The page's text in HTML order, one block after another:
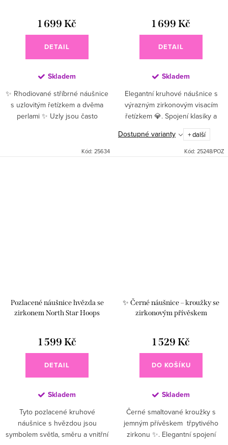
1 699 Kč
DETAIL
Skladem
✨ Rhodiované stříbrné náušnice
s uzlovitým řetízkem a dvěma
perlami ✨ Uzly jsou často
zamotaná struktura...
Kód: 25634
1 699 Kč
DETAIL
Skladem
Elegantní kruhové náušnice s
výrazným zirkonovým visacím
řetízkem 💎. Spojení klasiky a
moderního detailu, které rozzáří
každý pohled. 💫 Tyto visací
náušnice z kvalitního...
Dostupné varianty + další
Kód: 25248/POZ
Pozlacené náušnice hvězda se
zirkonem North Star Hoops
1 599 Kč
DETAIL
Skladem
Tyto pozlacené kruhové
náušnice s hvězdou jsou
symbolem světla, směru a vnitřní
✨ Černé náušnice – kroužky se
zirkonovým přívěskem
1 529 Kč
DO KOŠÍKU
Skladem
Černé smaltované kroužky s
jemným přívěskem třpytivého
zirkonu ✨. Elegantní spojení